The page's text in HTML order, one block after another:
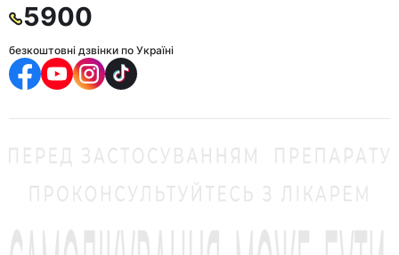
5900
безкоштовні дзвінки по Україні